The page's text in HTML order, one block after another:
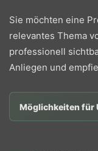
Sie möchten eine
relevantes Thema
professionell
Anliegen und
Möglichkeiten für